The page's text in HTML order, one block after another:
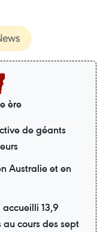
ère
de géants
Australie et en
13,9
cours des sept